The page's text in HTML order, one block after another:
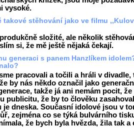
vysoké.
takové stěhování jako ve filmu
složité, ale několik
si, že mě ještě nějaká čekají.
generaci s panem Hanzlíkem
pracovali a točili a hráli v divadle,
by nás někdo označil jako
takže já ani nemám pocit, že
publicitu, že by to člověku
dneska. Současní idolové jsou v
zejména co se týká bulvárního
že bych byla hvězda, žila tak a